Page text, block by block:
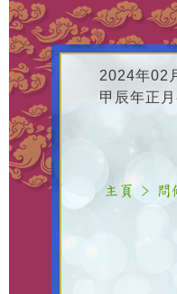
2024年02
甲辰年正月